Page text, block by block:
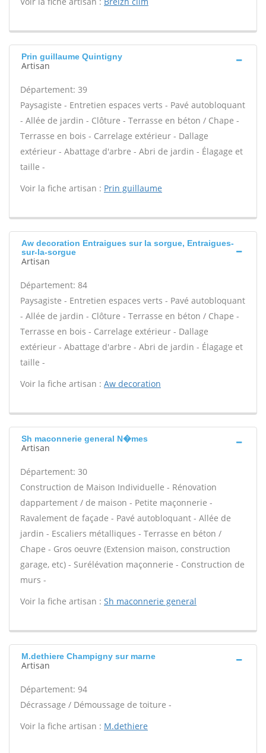
Prin guillaume Quintigny
Artisan
Département: 39
Paysagiste - Entretien espaces verts - Pavé autobloquant
- Allée de jardin - Clôture - Terrasse en béton / Chape -
Terrasse en bois - Carrelage extérieur - Dallage
extérieur - Abattage d'arbre - Abri de jardin - Élagage et
taille -
Voir la fiche artisan : Prin guillaume
Aw decoration Entraigues sur la sorgue, Entraigues-
sur-la-sorgue
Artisan
Département: 84
Paysagiste - Entretien espaces verts - Pavé autobloquant
- Allée de jardin - Clôture - Terrasse en béton / Chape -
Terrasse en bois - Carrelage extérieur - Dallage
extérieur - Abattage d'arbre - Abri de jardin - Élagage et
taille -
Voir la fiche artisan : Aw decoration
Sh maconnerie general N�mes
Artisan
Département: 30
Construction de Maison Individuelle - Rénovation
dappartement / de maison - Petite maçonnerie -
Ravalement de façade - Pavé autobloquant - Allée de
jardin - Escaliers métalliques - Terrasse en béton /
Chape - Gros oeuvre (Extension maison, construction
garage, etc) - Surélévation maçonnerie - Construction de
murs -
Voir la fiche artisan : Sh maconnerie general
M.dethiere Champigny sur marne
Artisan
Département: 94
Décrassage / Démoussage de toiture -
Voir la fiche artisan : M.dethiere